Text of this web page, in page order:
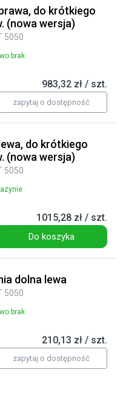
do krótkiego
(nowa wersja)
5050
brak
983,32 zł / szt.
zapytaj o dostępność
do krótkiego
(nowa wersja)
5050
1015,28 zł / szt.
Do koszyka
dolna lewa
5050
brak
210,13 zł / szt.
zapytaj o dostępność